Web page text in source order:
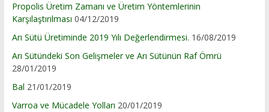
Propolis Üretim Zamanı ve Üretim Yöntemlerinin
Karşılaştırılması 04/12/2019
Arı Sütü Üretiminde 2019 Yılı Değerlendirmesi. 16/08/2019
Arı Sütündeki Son Gelişmeler ve Arı Sütünün Raf Ömrü
28/01/2019
Bal 21/01/2019
Varroa ve Mücadele Yolları 20/01/2019